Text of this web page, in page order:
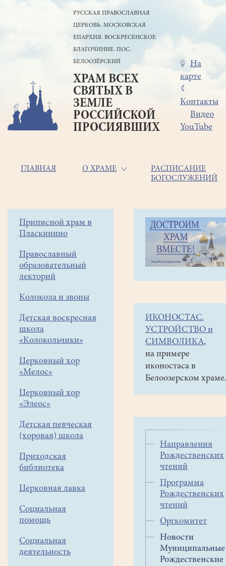
РУССКАЯ ПРАВОСЛАВНАЯ
ЦЕРКОВЬ. МОСКОВСКАЯ
ЕПАРХИЯ. ВОСКРЕСЕНСКОЕ
БЛАГОЧИНИЕ. ПОС.
БЕЛООЗЁРСКИЙ
ХРАМ ВСЕХ
СВЯТЫХ В
ЗЕМЛЕ
РОССИЙСКОЙ
ПРОСИЯВШИХ
Меню
в
шапке
На
карте
Контакты
Видео
YouTube
Основная
ГЛАВНАЯ О ХРАМЕ
РАСПИСАНИЕ
БОГОСЛУЖЕНИЙ
Боковое
меню
Приписной храм в
Пласкинино
Православный
образовательный
лекторий
Колокола и звоны
Детская воскресная
школа
«Колокольчики»
Церковный хор
«Мелос»
Церковный хор
«Элеос»
Детская певческая
(хоровая) школа
Приходская
библиотека
Церковная лавка
Социальная
помощь
Социальная
деятельность
Строка
навигации
Совместные
социальные
Муниципальные
Новости
ИКОНОСТАС.
УСТРОЙСТВО и
СИМВОЛИКА,
на примере
иконостаса в
Белоозерском храме.
Направления
Рождественских
чтений
Программа
Рождественских
чтений
Оргкомитет
Новости
Муниципальные
Рождественские